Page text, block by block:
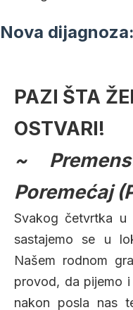
Nova
PAZI ŠTA
OSTVARI!
~
Poremećaj
Svakog četvrtka u
sastajemo se u
Našem rodnom
provod, da pijemo
nakon posla nas